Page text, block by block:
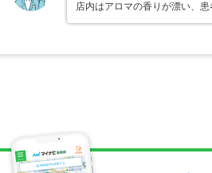
店内はアロマの香りが漂い、